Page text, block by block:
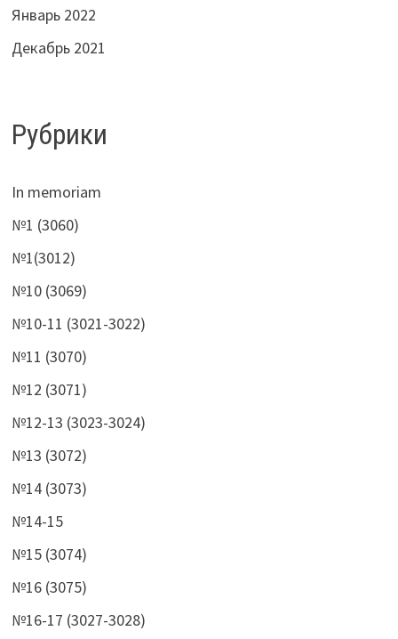
Январь 2022
Декабрь 2021
Рубрики
In memoriam
№1 (3060)
№1(3012)
№10 (3069)
№10-11 (3021-3022)
№11 (3070)
№12 (3071)
№12-13 (3023-3024)
№13 (3072)
№14 (3073)
№14-15
№15 (3074)
№16 (3075)
№16-17 (3027-3028)